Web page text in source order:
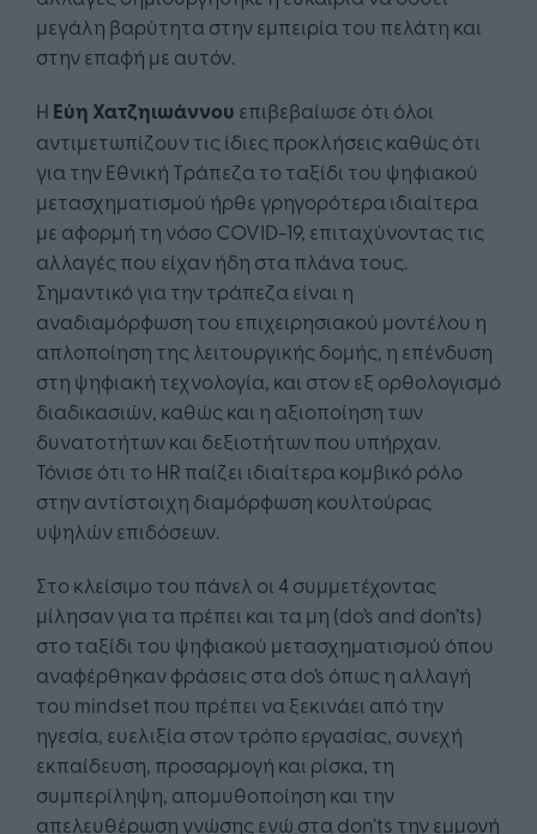
μεγάλη βαρύτητα στην εμπειρία του πελάτη και
στην επαφή με αυτόν.
Η Εύη Χατζηιωάννου επιβεβαίωσε ότι όλοι
αντιμετωπίζουν τις ίδιες προκλήσεις καθώς ότι
για την Εθνική Τράπεζα το ταξίδι του ψηφιακού
μετασχηματισμού ήρθε γρηγορότερα ιδιαίτερα
με αφορμή τη νόσο COVID-19, επιταχύνοντας τις
αλλαγές που είχαν ήδη στα πλάνα τους.
Σημαντικό για την τράπεζα είναι η
αναδιαμόρφωση του επιχειρησιακού μοντέλου η
απλοποίηση της λειτουργικής δομής, η επένδυση
στη ψηφιακή τεχνολογία, και στον εξ ορθολογισμό
διαδικασιών, καθώς και η αξιοποίηση των
δυνατοτήτων και δεξιοτήτων που υπήρχαν.
Τόνισε ότι το HR παίζει ιδιαίτερα κομβικό ρόλο
στην αντίστοιχη διαμόρφωση κουλτούρας
υψηλών επιδόσεων.
Στο κλείσιμο του πάνελ οι 4 συμμετέχοντας
μίλησαν για τα πρέπει και τα μη (do’s and don’ts)
στο ταξίδι του ψηφιακού μετασχηματισμού όπου
αναφέρθηκαν φράσεις στα do’s όπως η αλλαγή
του mindset που πρέπει να ξεκινάει από την
ηγεσία, ευελιξία στον τρόπο εργασίας, συνεχή
εκπαίδευση, προσαρμογή και ρίσκα, τη
συμπερίληψη, απομυθοποίηση και την
απελευθέρωση γνώσης ενώ στα don’ts την εμμονή